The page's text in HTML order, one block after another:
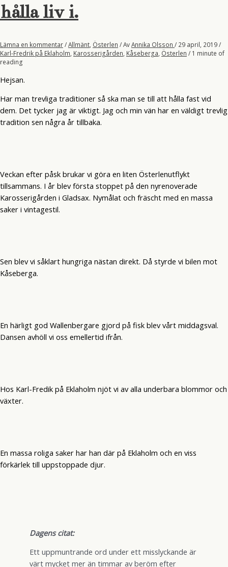
hålla liv i.
Lämna en kommentar/Allmänt Österlen / AvAnnika Olsson / 29 april, 2019/
Karl-Fredrik på Eklaholm Karosserigården Kåseberga Österlen / 1 minute of
reading
Hejsan.
Har man trevliga traditioner så ska man se till att hålla fast vid
dem. Det tycker jag är viktigt. Jag och min vän har en väldigt trevlig
tradition sen några år tillbaka.
Veckan efter påsk brukar vi göra en liten Österlenutflykt
tillsammans. I år blev första stoppet på den nyrenoverade
Karosserigården i Gladsax. Nymålat och fräscht med en massa
saker i vintagestil.
Sen blev vi såklart hungriga nästan direkt. Då styrde vi bilen mot
Kåseberga.
En härligt god Wallenbergare gjord på fisk blev vårt middagsval.
Dansen avhöll vi oss emellertid ifrån.
Hos Karl-Fredik på Eklaholm njöt vi av alla underbara blommor och
växter.
En massa roliga saker har han där på Eklaholm och en viss
förkärlek till uppstoppade djur.
Dagens citat:
Ett uppmuntrande ord under ett misslyckande är
värt mycket mer än timmar av beröm efter